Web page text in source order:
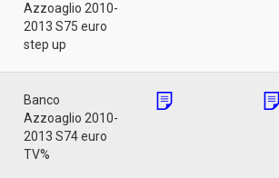
Azzoaglio 2010-
2013 S75 euro
step up
Banco
Azzoaglio 2010-
2013 S74 euro
TV%